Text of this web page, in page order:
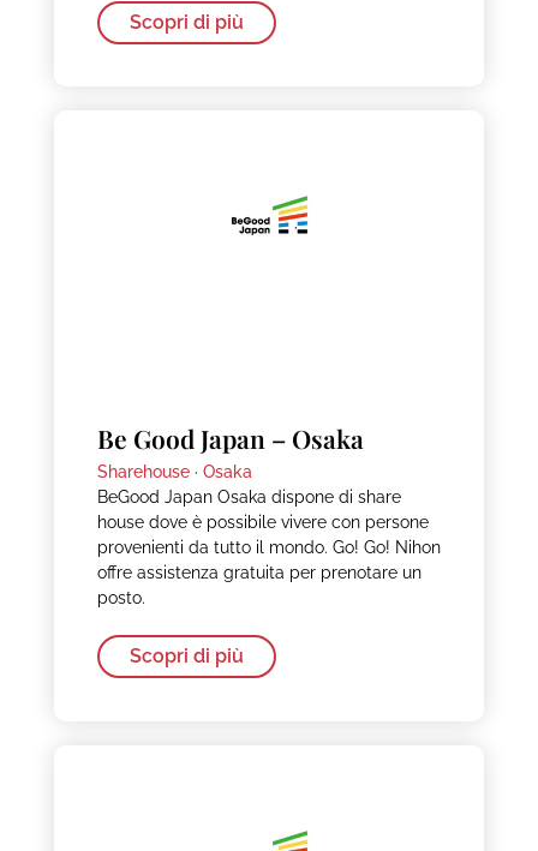
Scopri di più
Be Good Japan – Osaka
Sharehouse · Osaka
BeGood Japan Osaka dispone di share
house dove è possibile vivere con persone
provenienti da tutto il mondo. Go! Go! Nihon
offre assistenza gratuita per prenotare un
posto.
Scopri di più